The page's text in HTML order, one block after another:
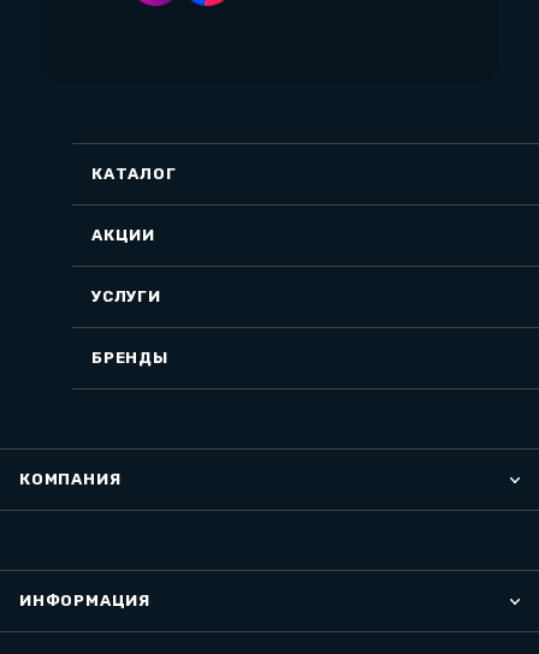
КАТАЛОГ
АКЦИИ
УСЛУГИ
БРЕНДЫ
КОМПАНИЯ
ИНФОРМАЦИЯ